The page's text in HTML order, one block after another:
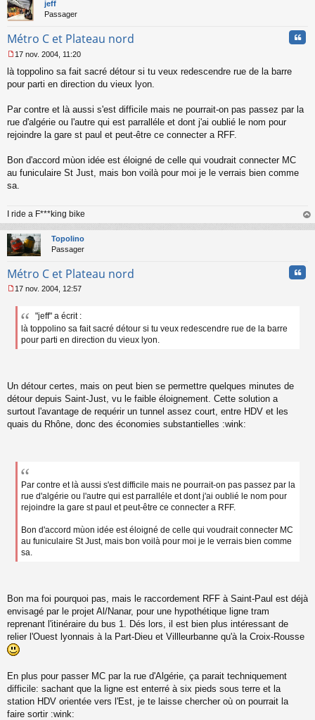
jeff
Passager
Métro C et Plateau nord
e
s
g
e
n
n
u
17 nov. 2004, 11:20
là toppolino sa fait sacré détour si tu veux redescendre rue de la barre
pour parti en direction du vieux lyon.
Par contre et là aussi s'est difficile mais ne pourrait-on pas passez par la
rue d'algérie ou l'autre qui est parralléle et dont j'ai oublié le nom pour
rejoindre la gare st paul et peut-être ce connecter a RFF.
Bon d'accord mùon idée est éloigné de celle qui voudrait connecter MC
au funiculaire St Just, mais bon voilà pour moi je le verrais bien comme
sa.
I ride a F***king bike
au
Topolino
Passager
Métro C et Plateau nord
e
g
n
l
u
17 nov. 2004, 12:57
"jeff" a écrit :
là toppolino sa fait sacré détour si tu veux redescendre rue de la barre
pour parti en direction du vieux lyon.
Un détour certes, mais on peut bien se permettre quelques minutes de
détour depuis Saint-Just, vu le faible éloignement. Cette solution a
surtout l'avantage de requérir un tunnel assez court, entre HDV et les
quais du Rhône, donc des économies substantielles :wink:
Par contre et là aussi s'est difficile mais ne pourrait-on pas passez par la
rue d'algérie ou l'autre qui est parralléle et dont j'ai oublié le nom pour
rejoindre la gare st paul et peut-être ce connecter a RFF.
Bon d'accord mùon idée est éloigné de celle qui voudrait connecter MC
au funiculaire St Just, mais bon voilà pour moi je le verrais bien comme
sa.
Bon ma foi pourquoi pas, mais le raccordement RFF à Saint-Paul est déjà
envisagé par le projet Al/Nanar, pour une hypothétique ligne tram
reprenant l'itinéraire du bus 1. Dés lors, il est bien plus intéressant de
relier l'Ouest lyonnais à la Part-Dieu et Villleurbanne qu'à la Croix-Rousse
En plus pour passer MC par la rue d'Algérie, ça parait techniquement
difficile: sachant que la ligne est enterré à six pieds sous terre et la
station HDV orientée vers l'Est, je te laisse chercher où on pourrait la
faire sortir :wink: